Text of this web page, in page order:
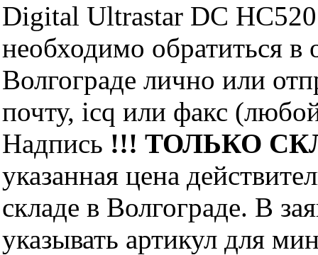
Digital Ultrastar DC
необходимо
Волгограде лично или
почту, icq или факс
Надпись !!! ТОЛЬКО
указанная цена
складе в Волгограде. В
указывать артикул для